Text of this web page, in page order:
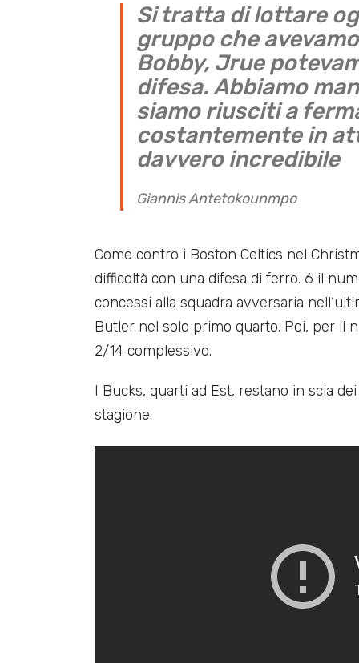
Si tratta di lottare
gruppo che
Bobby, Jrue
difesa. Abbiamo
siamo riusciti a
costantemente in
davvero incredibile
Giannis Antetokounmpo
Come contro i Boston Celtics nel
difficoltà con una difesa di ferro. 6 il
concessi alla squadra avversaria
Butler nel solo primo quarto. Poi, per il
2/14 complessivo.
I Bucks, quarti ad Est, restano in scia
stagione.